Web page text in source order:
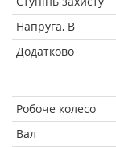
Напруга, В
Додатково
Робоче колесо
Вал